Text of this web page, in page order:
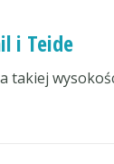
i Teide
takiej